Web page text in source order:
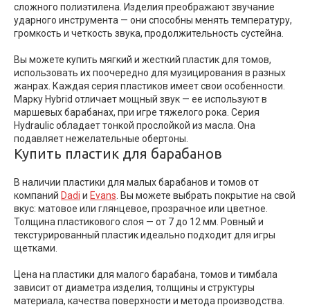
сложного полиэтилена. Изделия преображают звучание
ударного инструмента — они способны менять температуру,
громкость и четкость звука, продолжительность сустейна.
Вы можете купить мягкий и жесткий пластик для томов,
использовать их поочередно для музицирования в разных
жанрах. Каждая серия пластиков имеет свои особенности.
Марку Hybrid отличает мощный звук — ее используют в
маршевых барабанах, при игре тяжелого рока. Серия
Hydraulic обладает тонкой прослойкой из масла. Она
подавляет нежелательные обертоны.
Купить пластик для барабанов
В наличии пластики для малых барабанов и томов от
компаний Dadi и Evans . Вы можете выбрать покрытие на свой
вкус: матовое или глянцевое, прозрачное или цветное.
Толщина пластикового слоя — от 7 до 12 мм. Ровный и
текстурированный пластик идеально подходит для игры
щетками.
Цена на пластики для малого барабана, томов и тимбала
зависит от диаметра изделия, толщины и структуры
материала, качества поверхности и метода производства.